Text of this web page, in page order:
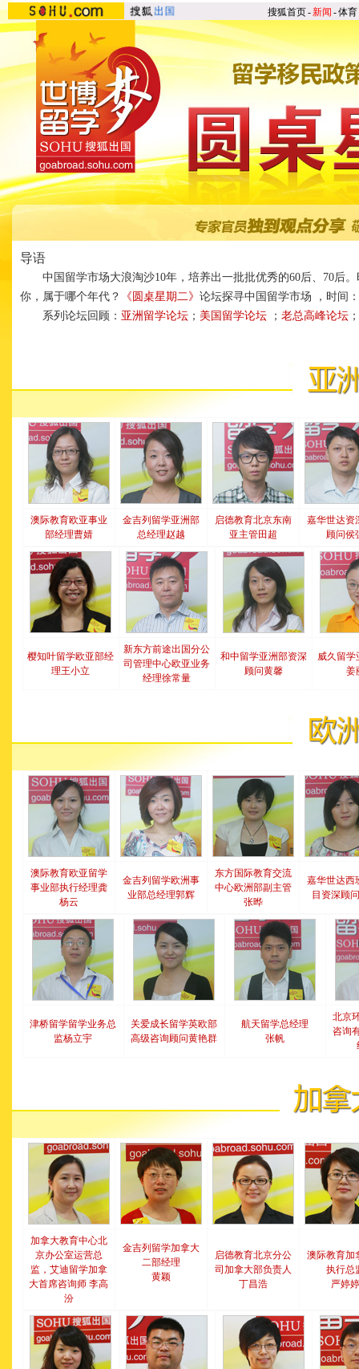
搜狐首页-新闻 -体育
导语
中国留学市场大浪淘沙10年，培养出一批批优秀的60后、70后。
你，属于哪个年代？
《圆桌星期二》 论坛探寻中国留学市场 ，时间
系列论坛回顾： 亚洲留学论坛 ； 美国留学论坛 ； 老总高峰论坛 ；
澳际教育欧亚事业
部经理曹婧
金吉列留学亚洲部
总经理赵越
启德教育北京东南
亚主管田超
嘉华世达资
顾问侯
樱知叶留学欧亚部经
理王小立
新东方前途出国分公
司管理中心欧亚业务
经理徐常量
和中留学亚洲部资深
顾问黄馨
威久留学
姜
澳际教育欧亚留学
事业部执行经理龚
杨云
金吉列留学欧洲事
业部总经理郭辉
东方国际教育交流
中心欧洲部副主管
张晔
嘉华世达西
目资深顾
津桥留学留学业务总
监杨立宇
关爱成长留学英欧部
高级咨询顾问黄艳群
航天留学总经理
张帆
北京
咨询
加拿大教育中心北
京办公室运营总
监，艾迪留学加拿
大首席咨询师 李高
汾
金吉列留学加拿大
二部经理
黄颖
启德教育北京分公
司加拿大部负责人
丁昌浩
澳际教育加
执行总
严婷婷